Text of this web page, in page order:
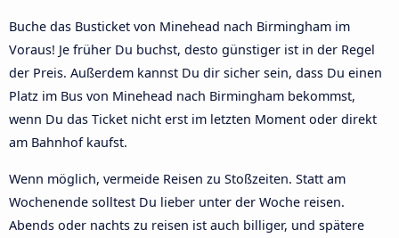
Buche das Busticket von Minehead nach Birmingham im
Voraus! Je früher Du buchst, desto günstiger ist in der Regel
der Preis. Außerdem kannst Du dir sicher sein, dass Du einen
Platz im Bus von Minehead nach Birmingham bekommst,
wenn Du das Ticket nicht erst im letzten Moment oder direkt
am Bahnhof kaufst.
Wenn möglich, vermeide Reisen zu Stoßzeiten. Statt am
Wochenende solltest Du lieber unter der Woche reisen.
Abends oder nachts zu reisen ist auch billiger, und spätere